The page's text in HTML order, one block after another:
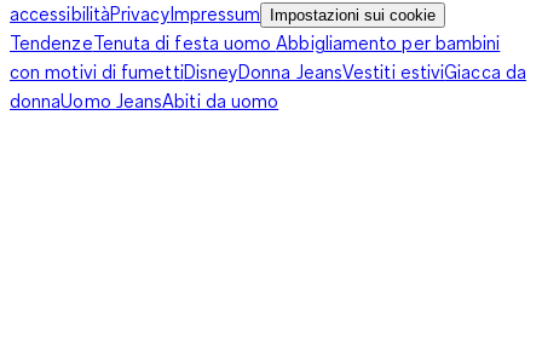
accessibilitàPrivacyImpressum Impostazioni sui cookie
TendenzeTenuta di festa uomoAbbigliamento per bambini
con motivi di fumettiDisneyDonna JeansVestiti estiviGiacca da
donnaUomo JeansAbiti da uomo